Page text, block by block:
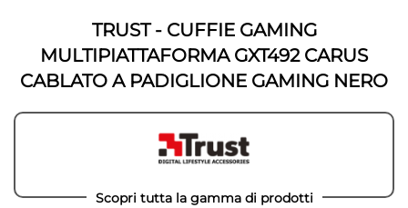
TRUST - CUFFIE GAMING
MULTIPIATTAFORMA GXT492 CARUS
CABLATO A PADIGLIONE GAMING NERO
Scopri tutta la gamma di prodotti